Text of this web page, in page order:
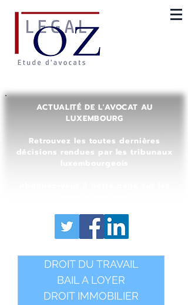
ACTUALITÉ DE L'AVOCAT AU
LUXEMBOURG
Retrouvez les toutes dernières
décisions rendues par les tribunaux
DROIT DU TRAVAIL
BAIL A LOYER
DROIT IMMOBILIER